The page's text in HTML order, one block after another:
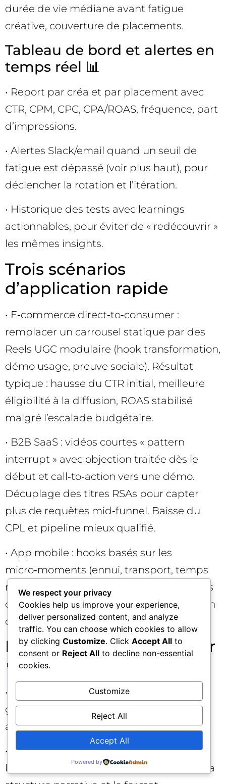
durée de vie médiane avant fatigue
créative, couverture de placements.
Tableau de bord et alertes en
temps réel 📊
• Report par créa et par placement avec
CTR, CPM, CPC, CPA/ROAS, fréquence, part
d’impressions.
• Alertes Slack/email quand un seuil de
fatigue est dépassé (voir plus haut), pour
déclencher la rotation et l’itération.
• Historique des tests avec learnings
actionnables, pour éviter de « redécouvrir »
les mêmes insights.
Trois scénarios
d’application rapide
• E‑commerce direct‑to‑consumer :
remplacer un carrousel statique par des
Reels UGC modulaire (hook transformation,
démo usage, preuve sociale). Résultat
typique : hausse du CTR initial, meilleure
éligibilité à la diffusion, ROAS stabilisé
malgré l’escalade budgétaire.
• B2B SaaS : vidéos courtes « pattern
interrupt » avec objection traitée dès le
début et call‑to‑action vers une démo.
Décuplage des titres RSAs pour capter
plus de requêtes mid‑funnel. Baisse du
CPL et pipeline mieux qualifié.
• App mobile : hooks basés sur les
micro‑moments (ennui, transport, temps
mort), itération rapide des créas verticales
et des premiers écrans in‑app. Diminution
du CPI et de la déperdition post‑clic.
Erreurs courantes à éviter
🚫
• Recycler indéfiniment la même idée «
gagnante » jusqu’à l’épuisement total :
anticipez son remplacement.
• Tester 10 variations qui ne changent que
la couleur d’un bouton : variez les hooks, la
We respect your privacy
Cookies help us improve your experience,
deliver personalized content, and analyze
traffic. You can choose which cookies to allow
by clicking Customize. Click Accept All to
consent or Reject All to decline non-essential
cookies.
Customize
Reject All
Accept All
Powered by